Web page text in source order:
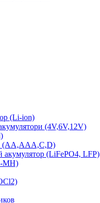
(Li-ion)
(4V,6V,12V)
(AA,AAA,C,D)
акумулятор (LiFePO4, LFP)
MH)